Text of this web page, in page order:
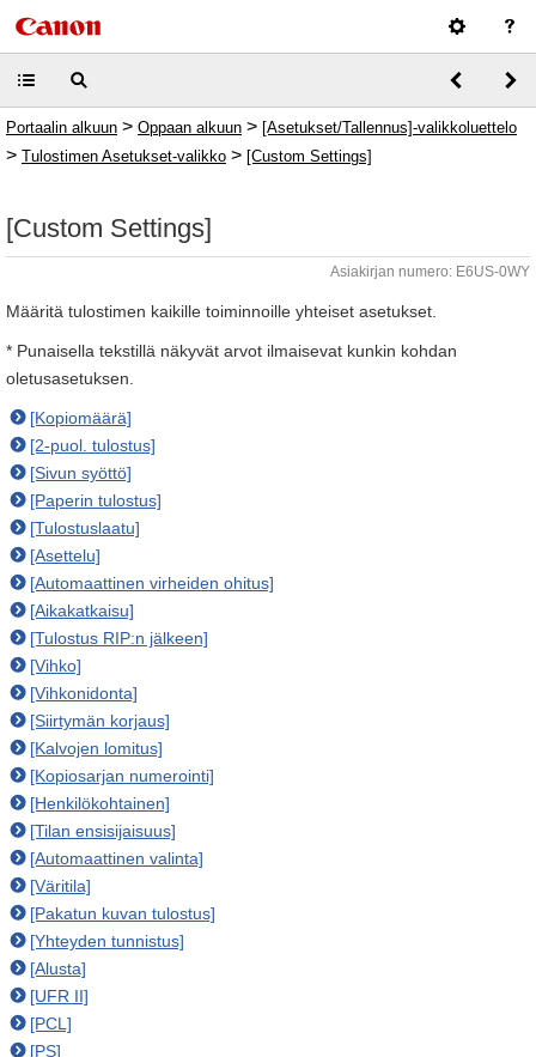
Portaalin alkuun > Oppaan alkuun > [Asetukset/Tallennus]-valikkoluettelo
> Tulostimen Asetukset-valikko > [Custom Settings]
[Custom Settings]
Asiakirjan numero: E6US-0WY
Määritä tulostimen kaikille toiminnoille yhteiset asetukset.
* Punaisella tekstillä näkyvät arvot ilmaisevat kunkin kohdan
oletusasetuksen.
[Kopiomäärä]
[2-puol. tulostus]
[Sivun syöttö]
[Paperin tulostus]
[Tulostuslaatu]
[Asettelu]
[Automaattinen virheiden ohitus]
[Aikakatkaisu]
[Tulostus RIP:n jälkeen]
[Vihko]
[Vihkonidonta]
[Siirtymän korjaus]
[Kalvojen lomitus]
[Kopiosarjan numerointi]
[Henkilökohtainen]
[Tilan ensisijaisuus]
[Automaattinen valinta]
[Väritila]
[Pakatun kuvan tulostus]
[Yhteyden tunnistus]
[Alusta]
[UFR II]
[PCL]
[PS]